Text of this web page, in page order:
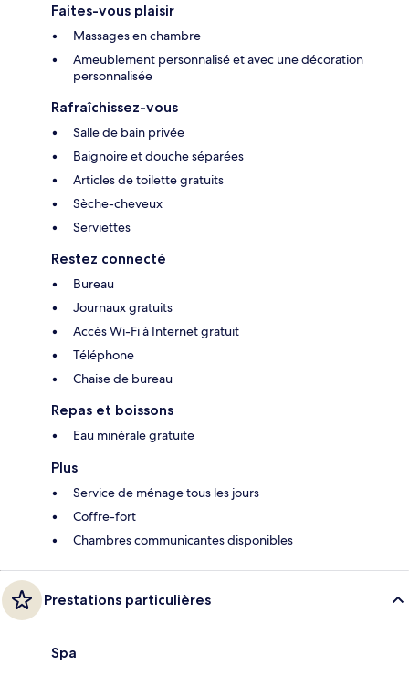
Faites-vous plaisir
Massages en chambre
Ameublement personnalisé et avec une décoration
personnalisée
Rafraîchissez-vous
Salle de bain privée
Baignoire et douche séparées
Articles de toilette gratuits
Sèche-cheveux
Serviettes
Restez connecté
Bureau
Journaux gratuits
Accès Wi-Fi à Internet gratuit
Téléphone
Chaise de bureau
Repas et boissons
Eau minérale gratuite
Plus
Service de ménage tous les jours
Coffre-fort
Chambres communicantes disponibles
Prestations particulières
Spa